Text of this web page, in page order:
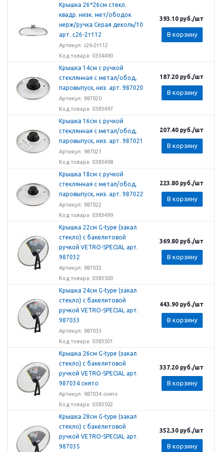
Крышка 26*26см стекл.
квадр. низк. мет/ободок
нерж/ручка Серая деколь/10
арт. с26-2т112
Артикул: с26-2т112
Код товара: 0334490
393.10руб./шт
В корзину
Крышка 14см с ручкой
стеклянная с метал/обод,
паровыпуск, низ. арт. 987020
Артикул: 987020
Код товара: 0383497
187.20руб./шт
В корзину
Крышка 16см с ручкой
стеклянная с метал/обод,
паровыпуск, низ. арт. 987021
Артикул: 987021
Код товара: 0383498
207.40руб./шт
В корзину
Крышка 18см с ручкой
стеклянная с метал/обод,
паровыпуск, низ. арт. 987022
Артикул: 987022
Код товара: 0383499
223.80руб./шт
В корзину
Крышка 22см G-type (закал
стекло) с бакелитовой
ручкой VETRO-SPECIAL арт.
987032
Артикул: 987032
Код товара: 0383500
369.80руб./шт
В корзину
Крышка 24см G-type (закал
стекло) с бакелитовой
ручкой VETRO-SPECIAL арт.
987033
Артикул: 987033
Код товара: 0383501
443.90руб./шт
В корзину
Крышка 26см G-type (закал
стекло) с бакелитовой
ручкой VETRO-SPECIAL арт.
987034 снято
Артикул: 987034 снято
Код товара: 0383502
337.20руб./шт
В корзину
Крышка 28см G-type (закал
стекло) с бакелитовой
ручкой VETRO-SPECIAL арт.
987035
352.30руб./шт
В корзину